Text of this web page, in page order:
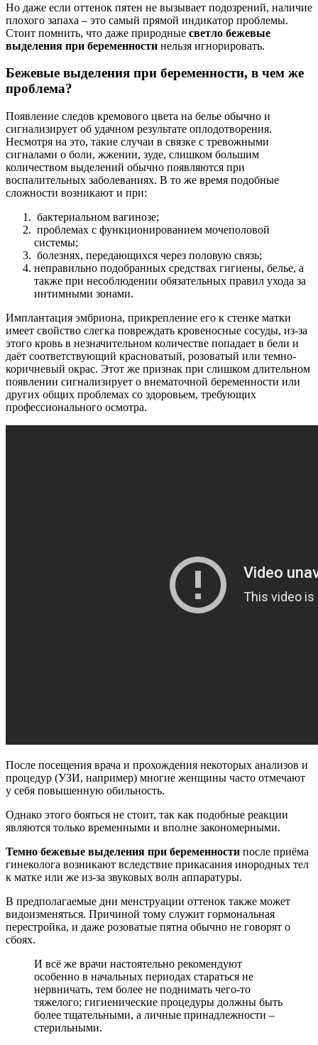
Но даже если оттенок пятен не вызывает подозрений, наличие
плохого запаха – это самый прямой индикатор проблемы.
Стоит помнить, что даже природные светло бежевые
выделения при беременности нельзя игнорировать.
Бежевые выделения при беременности, в чем же
проблема?
Появление следов кремового цвета на белье обычно и
сигнализирует об удачном результате оплодотворения.
Несмотря на это, такие случаи в связке с тревожными
сигналами о боли, жжении, зуде, слишком большим
количеством выделений обычно появляются при
воспалительных заболеваниях. В то же время подобные
сложности возникают и при:
бактериальном вагинозе;
проблемах с функционированием мочеполовой
системы;
болезнях, передающихся через половую связь;
неправильно подобранных средствах гигиены, белье, а
также при несоблюдении обязательных правил ухода за
интимными зонами.
Имплантация эмбриона, прикрепление его к стенке матки
имеет свойство слегка повреждать кровеносные сосуды, из-за
этого кровь в незначительном количестве попадает в бели и
даёт соответствующий красноватый, розоватый или темно-
коричневый окрас. Этот же признак при слишком длительном
появлении сигнализирует о внематочной беременности или
других общих проблемах со здоровьем, требующих
профессионального осмотра.
После посещения врача и прохождения некоторых анализов и
процедур (УЗИ, например) многие женщины часто отмечают
у себя повышенную обильность.
Однако этого бояться не стоит, так как подобные реакции
являются только временными и вполне закономерными.
Темно бежевые выделения при беременности после приёма
гинеколога возникают вследствие прикасания инородных тел
к матке или же из-за звуковых волн аппаратуры.
В предполагаемые дни менструации оттенок также может
видоизменяться. Причиной тому служит гормональная
перестройка, и даже розоватые пятна обычно не говорят о
сбоях.
И всё же врачи настоятельно рекомендуют
особенно в начальных периодах стараться не
нервничать, тем более не поднимать чего-то
тяжелого; гигиенические процедуры должны быть
более тщательными, а личные принадлежности –
стерильными.